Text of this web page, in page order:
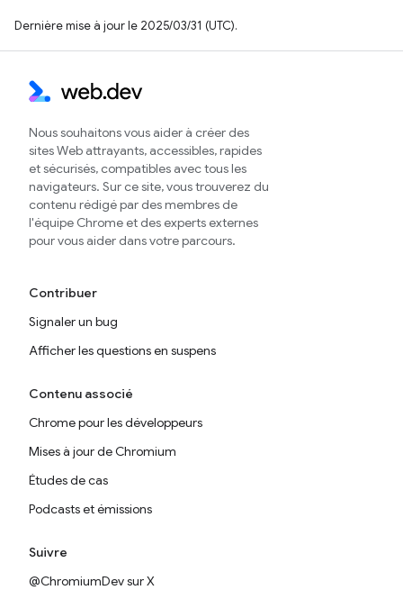
Dernière mise à jour le 2025/03/31 (UTC).
Nous souhaitons vous aider à créer des
sites Web attrayants, accessibles, rapides
et sécurisés, compatibles avec tous les
navigateurs. Sur ce site, vous trouverez du
contenu rédigé par des membres de
l'équipe Chrome et des experts externes
pour vous aider dans votre parcours.
Contribuer
Signaler un bug
Afficher les questions en suspens
Contenu associé
Chrome pour les développeurs
Mises à jour de Chromium
Études de cas
Podcasts et émissions
Suivre
@ChromiumDev sur X